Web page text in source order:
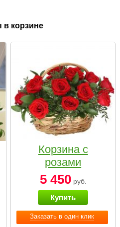
в корзине
Заказать в один клик
Корзина с
розами
«Красный
Париж»
5 450руб.
Купить